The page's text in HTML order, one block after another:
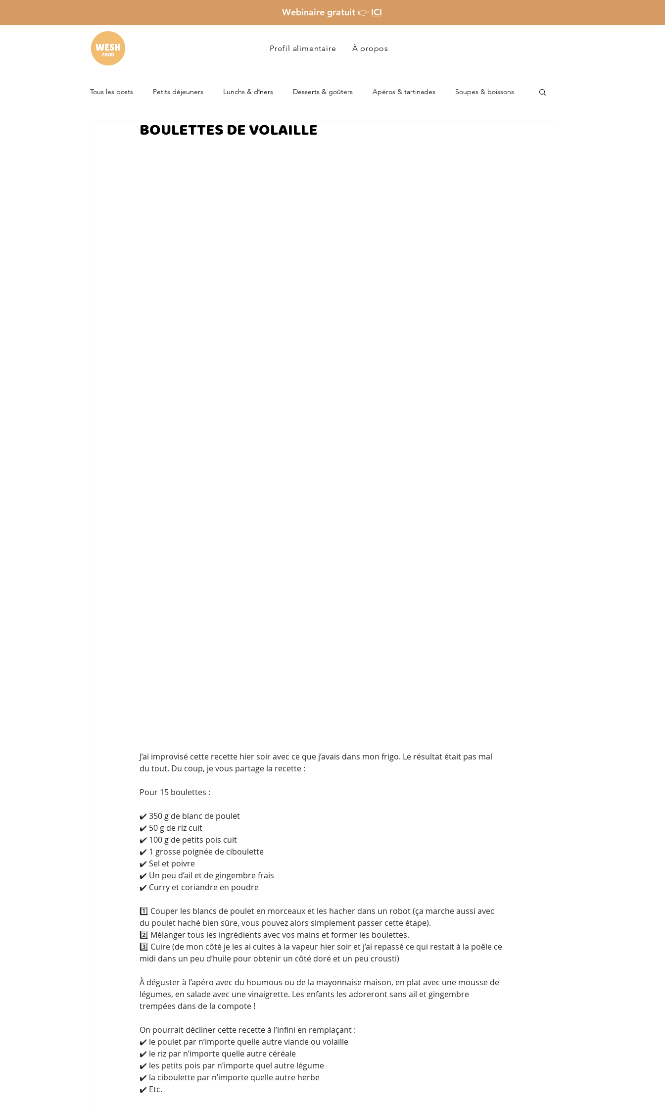
Webinaire gratuit 👉 ICI
Profil alimentaire À propos
Tous les posts Petits déjeuners Lunchs & dîners Desserts & goûters Apéros & tartinades Soupes & boissons
Sans gluten Sans lactose Veggie Pauvre en glucides
BOULETTES DE VOLAILLE
J’ai improvisé cette recette hier soir avec ce que j’avais dans mon frigo. Le résultat était pas mal
du tout. Du coup, je vous partage la recette :
Pour 15 boulettes :
✔️ 350 g de blanc de poulet
✔️ 50 g de riz cuit
✔️ 100 g de petits pois cuit
✔️ 1 grosse poignée de ciboulette
✔️ Sel et poivre
✔️ Un peu d’ail et de gingembre frais
✔️ Curry et coriandre en poudre
1️⃣ Couper les blancs de poulet en morceaux et les hacher dans un robot (ça marche aussi avec
du poulet haché bien sûre, vous pouvez alors simplement passer cette étape).
2️⃣ Mélanger tous les ingrédients avec vos mains et former les boulettes.
3️⃣ Cuire (de mon côté je les ai cuites à la vapeur hier soir et j’ai repassé ce qui restait à la poêle ce
midi dans un peu d’huile pour obtenir un côté doré et un peu crousti)
À déguster à l’apéro avec du houmous ou de la mayonnaise maison, en plat avec une mousse de
légumes, en salade avec une vinaigrette. Les enfants les adoreront sans ail et gingembre
trempées dans de la compote !
On pourrait décliner cette recette à l’infini en remplaçant :
✔️ le poulet par n’importe quelle autre viande ou volaille
✔️ le riz par n’importe quelle autre céréale
✔️ les petits pois par n’importe quel autre légume
✔️ la ciboulette par n’importe quelle autre herbe
✔️ Etc.